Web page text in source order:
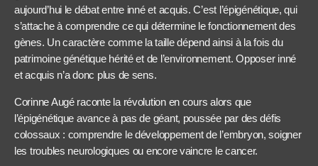
aujourd’hui le débat entre inné et acquis. C’est l’épigénétique, qui
s’attache à comprendre ce qui détermine le fonctionnement des
gènes. Un caractère comme la taille dépend ainsi à la fois du
patrimoine génétique hérité et de l’environnement. Opposer inné
et acquis n’a donc plus de sens.
Corinne Augé raconte la révolution en cours alors que
l’épigénétique avance à pas de géant, poussée par des défis
colossaux : comprendre le développement de l’embryon, soigner
les troubles neurologiques ou encore vaincre le cancer.